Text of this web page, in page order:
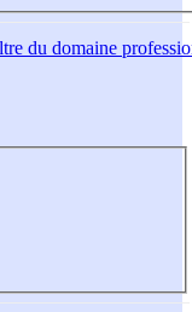
du domaine